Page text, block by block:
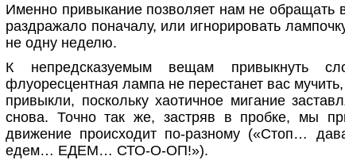
Именно привыкание позволяет нам не обращать
раздражало поначалу, или игнорировать
не одну неделю.
К непредсказуемым вещам привыкнуть
флуоресцентная лампа не перестанет вас
привыкли, поскольку хаотичное мигание
снова. Точно так же, застряв в пробке, мы
движение происходит по-разному («Стоп…
едем… ЕДЕМ… СТО-О-ОП!»).